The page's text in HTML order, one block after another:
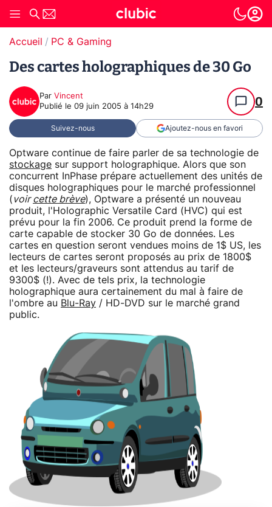
Accueil PC & Gaming
Des cartes holographiques de 30 Go
Par Vincent
Publié le 09 juin 2005 à 14h29 0
Suivez-nous Ajoutez-nous en favori
Optware continue de faire parler de sa technologie de
stockage sur support holographique. Alors que son
concurrent InPhase prépare actuellement des unités de
disques holographiques pour le marché professionnel
(voircette brève), Optware a présenté un nouveau
produit, l'Holographic Versatile Card (HVC) qui est
prévu pour la fin 2006. Ce produit prend la forme de
carte capable de stocker 30 Go de données. Les
cartes en question seront vendues moins de 1$ US, les
lecteurs de cartes seront proposés au prix de 1800$
et les lecteurs/graveurs sont attendus au tarif de
9300$ (!). Avec de tels prix, la technologie
holographique aura certainement du mal à faire de
l'ombre au Blu-Ray / HD-DVD sur le marché grand
public.